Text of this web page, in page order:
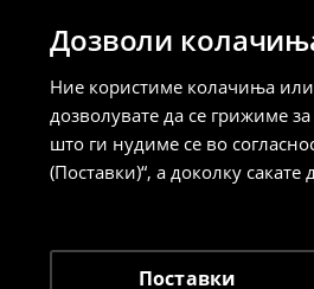
Дозволи
Ние користиме колачиња
дозволувате да се грижиме
што ги нудиме се во
(Поставки)“, а доколку сакате
Поставки
Политика на
Кога ќе ја
спроведе
сакате да
направите во
⟶Политика